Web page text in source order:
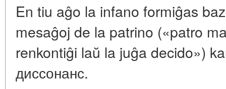
En tiu aĝo la infano formiĝas
mesaĝoj de la patrino («patro
renkontiĝi laŭ la juĝa decido»)
диссонанс.